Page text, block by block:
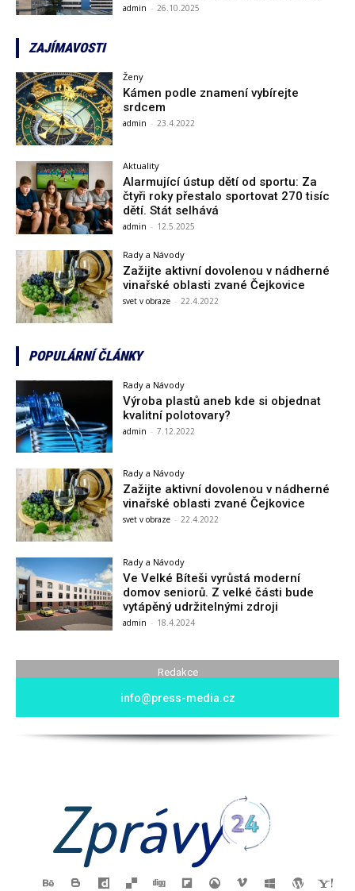
admin - 26.10.2025
ZAJÍMAVOSTI
Ženy
Kámen podle znamení vybírejte
srdcem
admin - 23.4.2022
Aktuality
Alarmující ústup dětí od sportu: Za
čtyři roky přestalo sportovat 270 tisíc
dětí. Stát selhává
admin - 12.5.2025
Rady a Návody
Zažijte aktivní dovolenou v nádherné
vinařské oblasti zvané Čejkovice
svet v obraze - 22.4.2022
POPULÁRNÍ ČLÁNKY
Rady a Návody
Výroba plastů aneb kde si objednat
kvalitní polotovary?
admin - 7.12.2022
Rady a Návody
Zažijte aktivní dovolenou v nádherné
vinařské oblasti zvané Čejkovice
svet v obraze - 22.4.2022
Rady a Návody
Ve Velké Bíteši vyrůstá moderní
domov seniorů. Z velké části bude
vytápěný udržitelnými zdroji
admin - 18.4.2024
Redakce
info@press-media.cz
Zprávy